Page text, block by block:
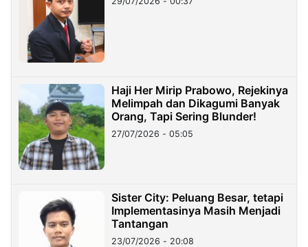
Haji Her Mirip Prabowo, Rejekinya
Melimpah dan Dikagumi Banyak
Orang, Tapi Sering Blunder!
27/07/2026 - 05:05
Sister City: Peluang Besar, tetapi
Implementasinya Masih Menjadi
Tantangan
23/07/2026 - 20:08